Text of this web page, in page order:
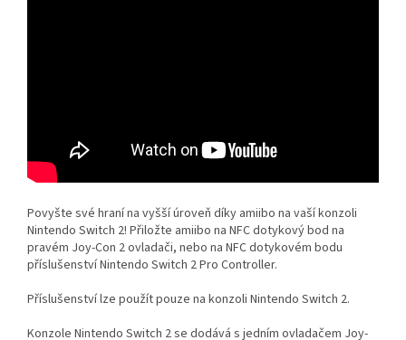
Povyšte své hraní na vyšší úroveň díky amiibo na vaší konzoli
Nintendo Switch 2! Přiložte amiibo na NFC dotykový bod na
pravém Joy-Con 2 ovladači, nebo na NFC dotykovém bodu
příslušenství Nintendo Switch 2 Pro Controller.
Příslušenství lze použít pouze na konzoli Nintendo Switch 2.
Konzole Nintendo Switch 2 se dodává s jedním ovladačem Joy-